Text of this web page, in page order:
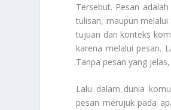
Tersebut. Pesan
tulisan, maupun
tujuan dan konteks
karena melalui pesan.
Tanpa pesan yang
Lalu dalam dunia
pesan merujuk pada